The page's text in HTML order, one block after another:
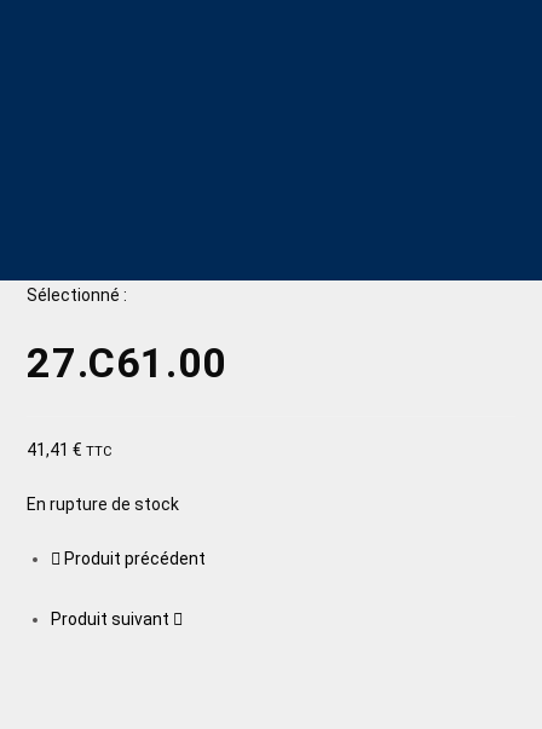
Sélectionné :
27.C61.00
41,41€ TTC
En rupture de stock
Produit précédent
Produit suivant